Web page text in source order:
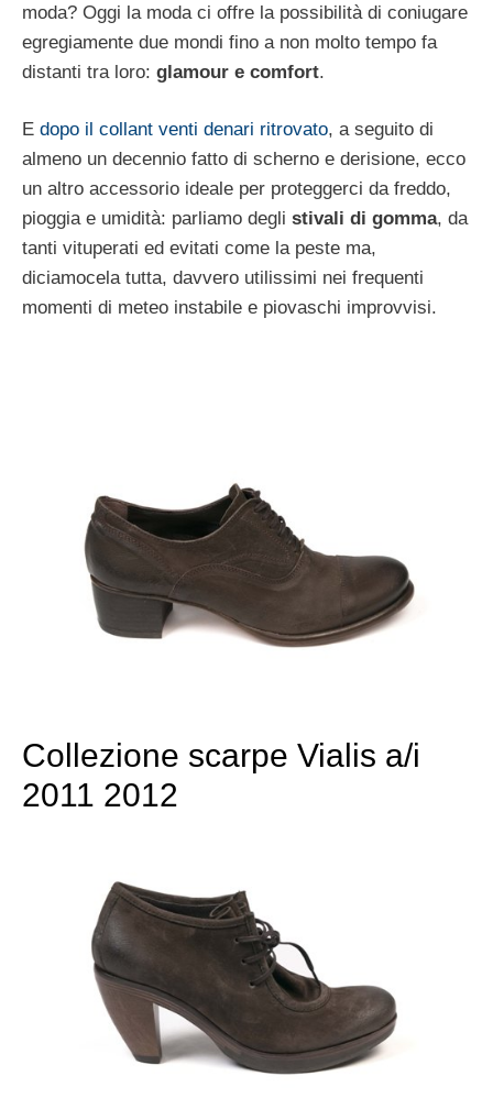
moda? Oggi la moda ci offre la possibilità di coniugare
egregiamente due mondi fino a non molto tempo fa
distanti tra loro: glamour e comfort.
E dopo il collant venti denari ritrovato, a seguito di
almeno un decennio fatto di scherno e derisione, ecco
un altro accessorio ideale per proteggerci da freddo,
pioggia e umidità: parliamo degli stivali di gomma, da
tanti vituperati ed evitati come la peste ma,
diciamocela tutta, davvero utilissimi nei frequenti
momenti di meteo instabile e piovaschi improvvisi.
Collezione scarpe Vialis a/i
2011 2012